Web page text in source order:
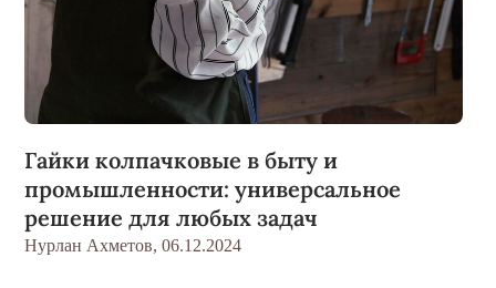
Гайки колпачковые в быту и
промышленности: универсальное
решение для любых задач
Нурлан Ахметов, 06.12.2024